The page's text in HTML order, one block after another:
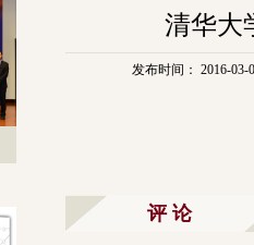
清华大
发布时间： 2016-03-
评 论